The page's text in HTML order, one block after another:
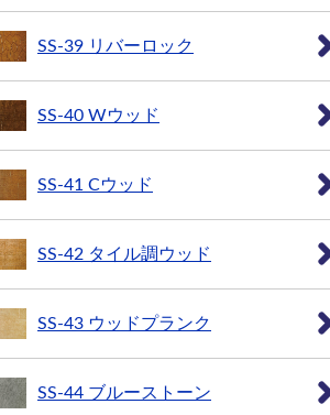
SS-39 リバーロック
SS-40 Wウッド
SS-41 Cウッド
SS-42 タイル調ウッド
SS-43 ウッドプランク
SS-44 ブルーストーン